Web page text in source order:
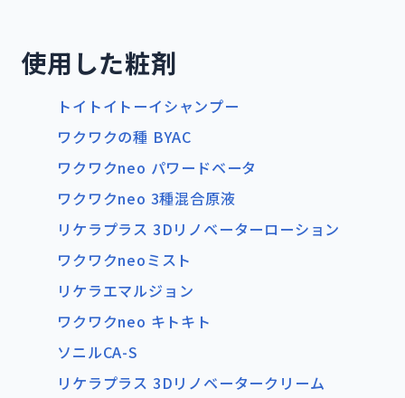
使用した粧剤
トイトイトーイシャンプー
ワクワクの種 BYAC
ワクワクneo パワードベータ
ワクワクneo 3種混合原液
リケラプラス 3Dリノベーターローション
ワクワクneoミスト
リケラエマルジョン
ワクワクneo キトキト
ソニルCA-S
リケラプラス 3Dリノベータークリーム